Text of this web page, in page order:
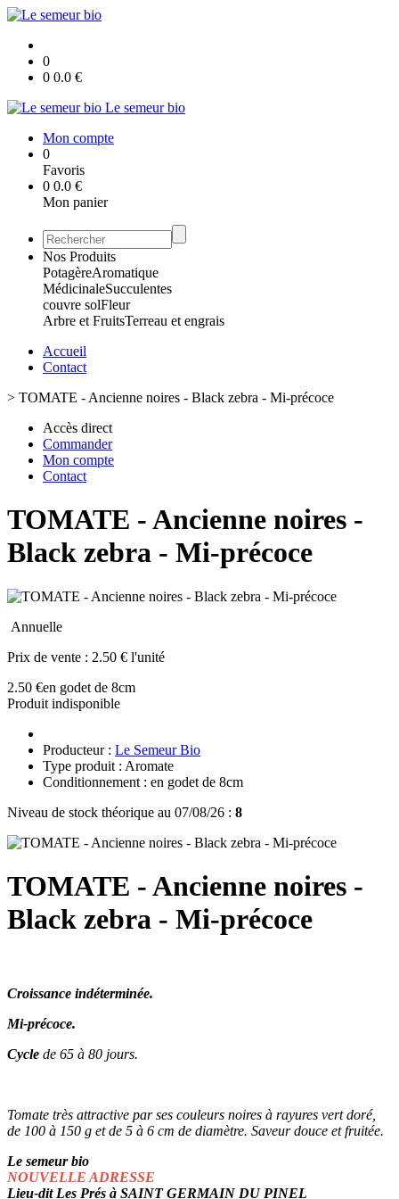
0
0 0.0 €
Le semeur bio
Mon compte
0
Favoris
0 0.0 €
Mon panier
Nos Produits
PotagèreAromatique
MédicinaleSucculentes
couvre solFleur
Arbre et FruitsTerreau et engrais
Accueil
Contact
> TOMATE - Ancienne noires - Black zebra - Mi-précoce
Accès direct
Commander
Mon compte
Contact
TOMATE - Ancienne noires -
Black zebra - Mi-précoce
Annuelle
Prix de vente : 2.50 € l'unité
2.50 €en godet de 8cm
Produit indisponible
Producteur : Le Semeur Bio
Type produit : Aromate
Conditionnement : en godet de 8cm
Niveau de stock théorique au 07/08/26 : 8
TOMATE - Ancienne noires -
Black zebra - Mi-précoce
Croissance indéterminée.
Mi-précoce.
Cycle de 65 à 80 jours.
Tomate très attractive par ses couleurs noires à rayures vert doré,
de 100 à 150 g et de 5 à 6 cm de diamètre. Saveur douce et fruitée.
Le semeur bio
NOUVELLE ADRESSE
Lieu-dit Les Prés à SAINT GERMAIN DU PINEL